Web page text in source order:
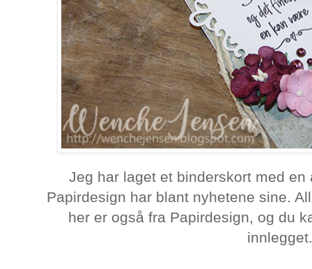
Jeg har laget et binderskort med
Papirdesign har blant nyhetene sine.
her er også fra Papirdesign, og du